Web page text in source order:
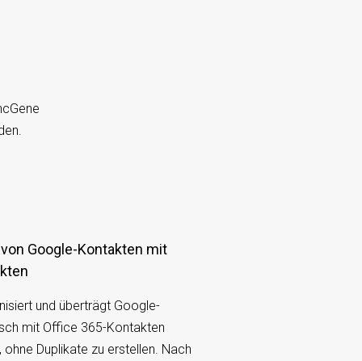
und überträgt Google-
mit Office 365-Kontakten
Duplikate zu erstellen. Nach